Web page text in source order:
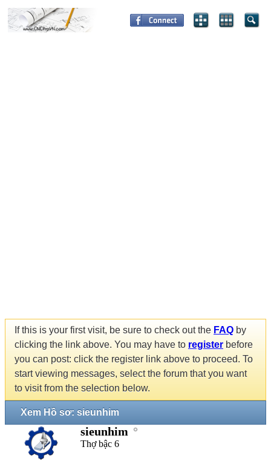
If this is your first visit, be sure to check out the FAQ by
clicking the link above. You may have to register before
you can post: click the register link above to proceed. To
start viewing messages, select the forum that you want
to visit from the selection below.
Xem Hồ sơ: sieunhim
sieunhim
Thợ bậc 6